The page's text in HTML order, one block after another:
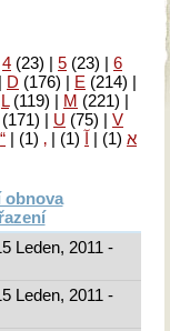
4 (23) | 5 (23) | 6
| D (176) | E (214) |
L(119) | M (221) |
(171) | U (75) | V
א (1)
| آ (1)
|
‚
(1)
|
“
obnova
Leden, 2011 -
Leden, 2011 -